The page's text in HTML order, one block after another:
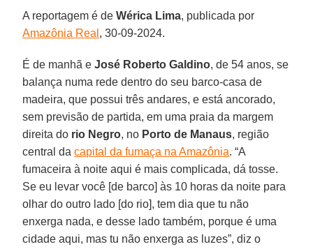
A reportagem é deWérica Lima, publicada por
Amazônia Real , 30-09-2024.
É de manhã eJosé Roberto Galdino, de 54 anos, se
balança numa rede dentro do seu barco-casa de
madeira, que possui três andares, e está ancorado,
sem previsão de partida, em uma praia da margem
direita do rio Negro, no Porto de Manaus, região
central dacapital da fumaça na Amazônia. “A
fumaceira à noite aqui é mais complicada, dá tosse.
Se eu levar você [de barco] às 10 horas da noite para
olhar do outro lado [do rio], tem dia que tu não
enxerga nada, e desse lado também, porque é uma
cidade aqui, mas tu não enxerga as luzes”, diz o